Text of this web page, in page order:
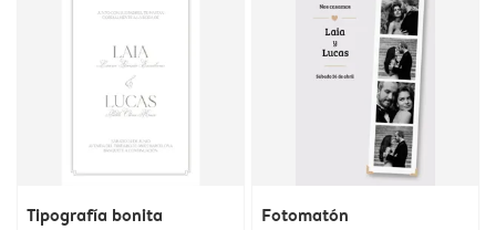
Tipografía bonita Fotomatón